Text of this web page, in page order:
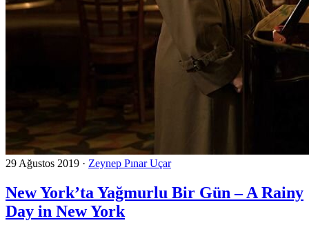
29 Ağustos 2019 · Zeynep Pınar Uçar
New York’ta Yağmurlu Bir Gün – A Rainy
Day in New York